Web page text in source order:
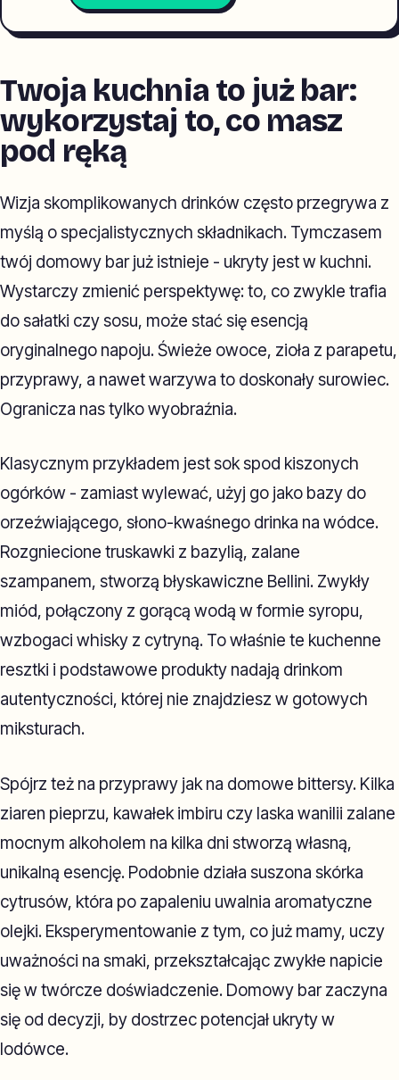
Twoja kuchnia to już bar:
wykorzystaj to, co masz
pod ręką
Wizja skomplikowanych drinków często przegrywa z
myślą o specjalistycznych składnikach. Tymczasem
twój domowy bar już istnieje - ukryty jest w kuchni.
Wystarczy zmienić perspektywę: to, co zwykle trafia
do sałatki czy sosu, może stać się esencją
oryginalnego napoju. Świeże owoce, zioła z parapetu,
przyprawy, a nawet warzywa to doskonały surowiec.
Ogranicza nas tylko wyobraźnia.
Klasycznym przykładem jest sok spod kiszonych
ogórków - zamiast wylewać, użyj go jako bazy do
orzeźwiającego, słono-kwaśnego drinka na wódce.
Rozgniecione truskawki z bazylią, zalane
szampanem, stworzą błyskawiczne Bellini. Zwykły
miód, połączony z gorącą wodą w formie syropu,
wzbogaci whisky z cytryną. To właśnie te kuchenne
resztki i podstawowe produkty nadają drinkom
autentyczności, której nie znajdziesz w gotowych
miksturach.
Spójrz też na przyprawy jak na domowe bittersy. Kilka
ziaren pieprzu, kawałek imbiru czy laska wanilii zalane
mocnym alkoholem na kilka dni stworzą własną,
unikalną esencję. Podobnie działa suszona skórka
cytrusów, która po zapaleniu uwalnia aromatyczne
olejki. Eksperymentowanie z tym, co już mamy, uczy
uważności na smaki, przekształcając zwykłe napicie
się w twórcze doświadczenie. Domowy bar zaczyna
się od decyzji, by dostrzec potencjał ukryty w
lodówce.